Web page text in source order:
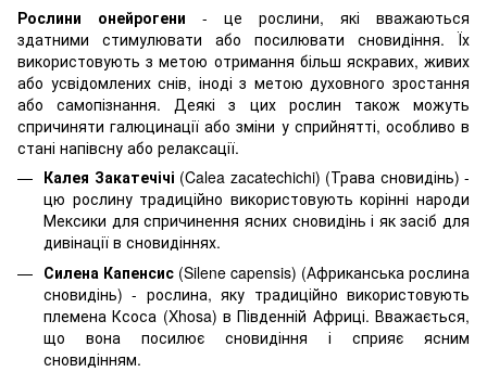
Рослини онейрогени - це рослини, які вважаються
здатними стимулювати або посилювати сновидіння. Їх
використовують з метою отримання більш яскравих, живих
або усвідомлених снів, іноді з метою духовного зростання
або самопізнання. Деякі з цих рослин також можуть
спричиняти галюцинації або зміни у сприйнятті, особливо в
стані напівсну або релаксації.
Калея Закатечічі (Calea zacatechichi) (Трава сновидінь) -
цю рослину традиційно використовують корінні народи
Мексики для спричинення ясних сновидінь і як засіб для
дивінації в сновидіннях.
Силена Капенсис (Silene capensis) (Африканська рослина
сновидінь) - рослина, яку традиційно використовують
племена Ксоса (Xhosa) в Південній Африці. Вважається,
що вона посилює сновидіння і сприяє ясним
сновидінням.